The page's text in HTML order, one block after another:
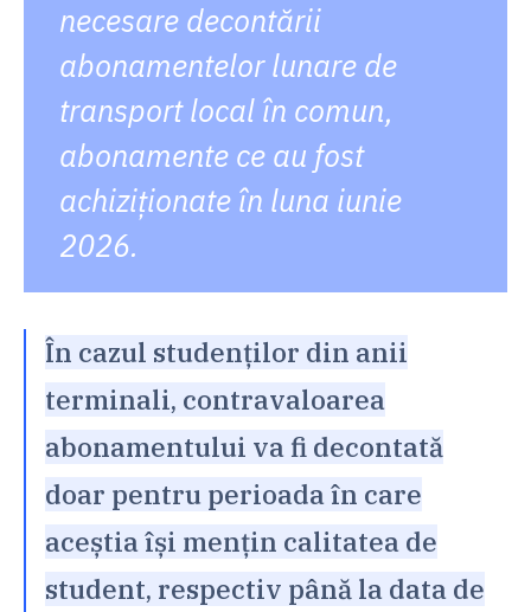
necesare decontării
abonamentelor lunare de
transport local în comun,
abonamente ce au fost
achiziționate în luna iunie
2026.
În cazul studenților din anii
terminali, contravaloarea
abonamentului va fi decontată
doar pentru perioada în care
aceștia își mențin calitatea de
student, respectiv până la data de